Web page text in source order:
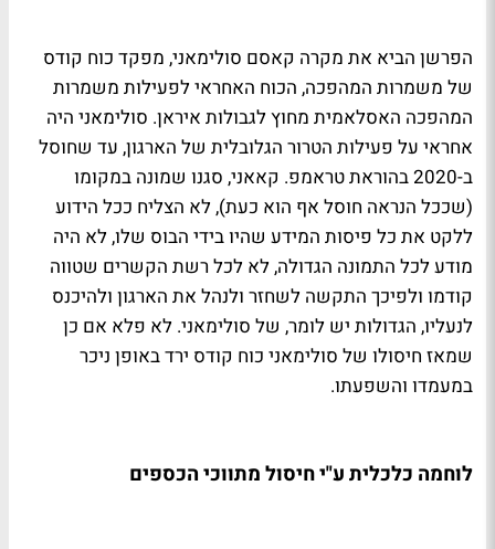
הפרשן הביא את מקרה קאסם סולימאני, מפקד כוח קודס
של משמרות המהפכה, הכוח האחראי לפעילות משמרות
המהפכה האסלאמית מחוץ לגבולות איראן. סולימאני היה
אחראי על פעילות הטרור הגלובלית של הארגון, עד שחוסל
ב-2020 בהוראת טראמפ. קאאני, סגנו שמונה במקומו
(שככל הנראה חוסל אף הוא כעת), לא הצליח ככל הידוע
ללקט את כל פיסות המידע שהיו בידי הבוס שלו, לא היה
מודע לכל התמונה הגדולה, לא לכל רשת הקשרים שטווה
קודמו ולפיכך התקשה לשחזר ולנהל את הארגון ולהיכנס
לנעליו, הגדולות יש לומר, של סולימאני. לא פלא אם כן
שמאז חיסולו של סולימאני כוח קודס ירד באופן ניכר
במעמדו והשפעתו.
לוחמה כלכלית ע"י חיסול מתווכי הכספים